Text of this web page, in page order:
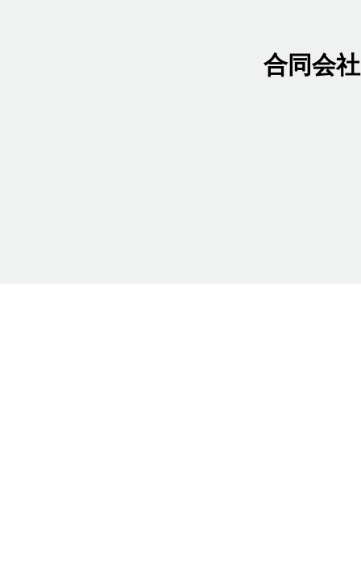
合同会